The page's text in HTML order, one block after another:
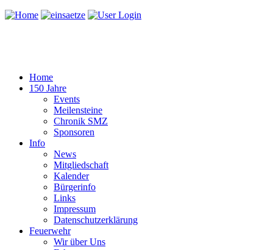
Home
150 Jahre
Events
Meilensteine
Chronik SMZ
Sponsoren
Info
News
Mitgliedschaft
Kalender
Bürgerinfo
Links
Impressum
Datenschutzerklärung
Feuerwehr
Wir über Uns